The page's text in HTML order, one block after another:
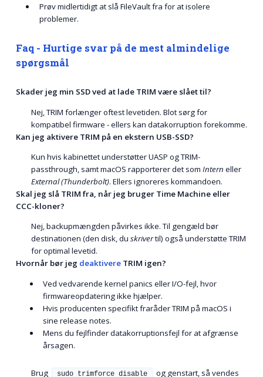
Prøv midlertidigt at slå FileVault fra for at isolere
problemer.
Faq - Hurtige svar på de mest almindelige
spørgsmål
Skader jeg min SSD ved at lade TRIM være slået til?
Nej, TRIM forlænger oftest levetiden. Blot sørg for
kompatibel firmware - ellers kan datakorruption forekomme.
Kan jeg aktivere TRIM på en ekstern USB-SSD?
Kun hvis kabinettet understøtter UASP og TRIM-
passthrough, samt macOS rapporterer det somIntern eller
External (Thunderbolt). Ellers ignoreres kommandoen.
Skal jeg slå TRIM fra, når jeg bruger Time Machine eller
CCC-kloner?
Nej, backupmængden påvirkes ikke. Til gengæld bør
destinationen (den disk, duskrivertil) også understøtte TRIM
for optimal levetid.
Hvornår bør jeg deaktivereTRIM igen?
Ved vedvarende kernel panics eller I/O-fejl, hvor
firmwareopdatering ikke hjælper.
Hvis producenten specifikt fraråder TRIM på macOS i
sine release notes.
Mens du fejlfinder datakorruptionsfejl for at afgrænse
årsagen.
Brug sudo trimforce disable og genstart, så vendes